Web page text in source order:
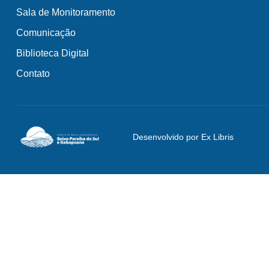
Sala de Monitoramento
Comunicação
Biblioteca Digital
Contato
Desenvolvido por Ex Libris